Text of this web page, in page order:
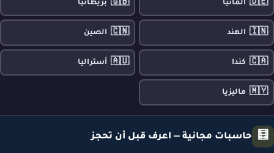
🇩🇪 ألمانيا 🇬🇧 بريطانيا
🇮🇳 الهند 🇨🇳 الصين
🇨🇦 كندا 🇦🇺 أستراليا
🇲🇾 ماليزيا
🧮 حاسبات مجانية — اعرف قبل أن تحجز